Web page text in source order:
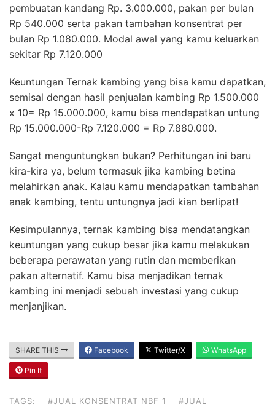
pembuatan kandang Rp. 3.000.000, pakan per bulan
Rp 540.000 serta pakan tambahan konsentrat per
bulan Rp 1.080.000. Modal awal yang kamu keluarkan
sekitar Rp 7.120.000
Keuntungan Ternak kambing yang bisa kamu dapatkan,
semisal dengan hasil penjualan kambing Rp 1.500.000
x 10= Rp 15.000.000, kamu bisa mendapatkan untung
Rp 15.000.000-Rp 7.120.000 = Rp 7.880.000.
Sangat menguntungkan bukan? Perhitungan ini baru
kira-kira ya, belum termasuk jika kambing betina
melahirkan anak. Kalau kamu mendapatkan tambahan
anak kambing, tentu untungnya jadi kian berlipat!
Kesimpulannya, ternak kambing bisa mendatangkan
keuntungan yang cukup besar jika kamu melakukan
beberapa perawatan yang rutin dan memberikan
pakan alternatif. Kamu bisa menjadikan ternak
kambing ini menjadi sebuah investasi yang cukup
menjanjikan.
SHARE THIS Facebook Twitter/X WhatsApp
Pin It
TAGS: #JUAL KONSENTRAT NBF 1
#JUAL